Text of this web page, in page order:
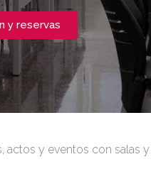
y reservas
actos y eventos con salas